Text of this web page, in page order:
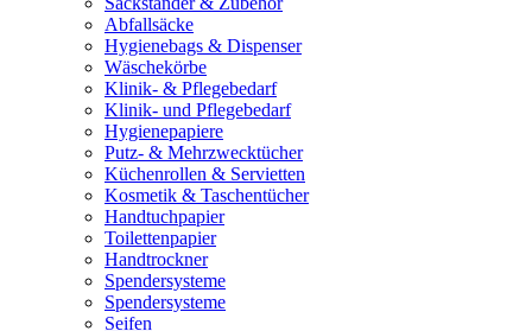
Abfallsäcke
Hygienebags & Dispenser
Wäschekörbe
Klinik- & Pflegebedarf
Klinik- und Pflegebedarf
Hygienepapiere
Putz- & Mehrzwecktücher
Küchenrollen & Servietten
Kosmetik & Taschentücher
Handtuchpapier
Toilettenpapier
Handtrockner
Spendersysteme
Spendersysteme
Seifen